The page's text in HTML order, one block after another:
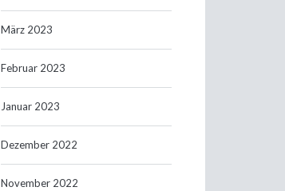
März 2023
Februar 2023
Januar 2023
Dezember 2022
November 2022